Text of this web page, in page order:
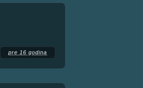
pre 16 godina